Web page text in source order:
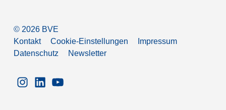
© 2026BVE
Kontakt
Cookie-Einstellungen
Impressum
Datenschutz
Newsletter